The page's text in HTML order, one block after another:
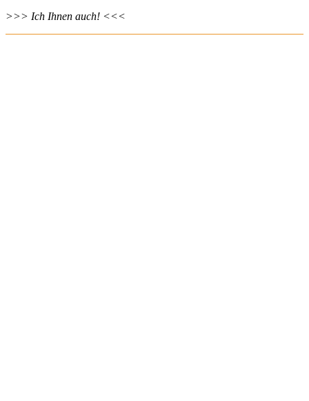
>>> Ich Ihnen auch! <<<